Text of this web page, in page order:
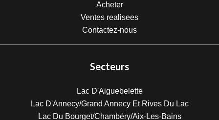
Acheter
Ventes realisees
Contactez-nous
Secteurs
Lac D'Aiguebelette
Lac D'Annecy/Grand Annecy Et Rives Du Lac
Lac Du Bourget/Chambéry/Aix-Les-Bains